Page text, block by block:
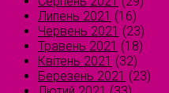
Липень 2021 (16)
Червень 2021 (23)
Травень 2021 (18)
Квітень 2021 (32)
Березень 2021 (23)